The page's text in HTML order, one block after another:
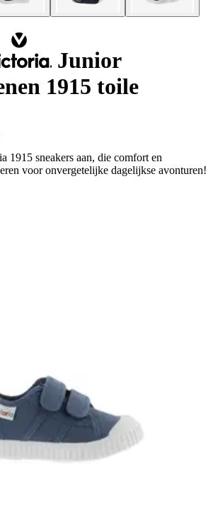
Junior
1915 toile
1915 sneakers aan, die comfort en
voor onvergetelijke dagelijkse avonturen!